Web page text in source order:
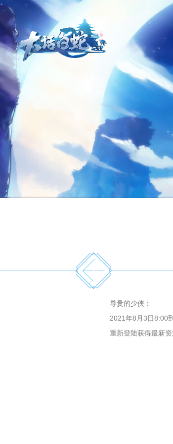
尊贵的少侠：
2021年8月3日8:00
重新登陆获得最新